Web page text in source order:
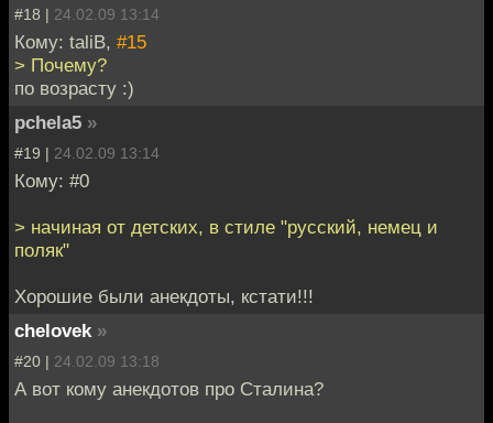
#18 | 24.02.09 13:14
Кому: taliB, #15
> Почему?
по возрасту :)
pchela5 »
#19 | 24.02.09 13:14
Кому: #0
> начиная от детских, в стиле "русский, немец и
поляк"
Хорошие были анекдоты, кстати!!!
chelovek »
#20 | 24.02.09 13:18
А вот кому анекдотов про Сталина?